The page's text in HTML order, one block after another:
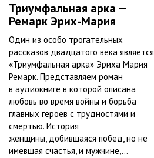
Триумфальная арка —
Ремарк Эрих-Мария
Один из особо трогательных
рассказов двадцатого века является
«Триумфальная арка» Эриха Мария
Ремарк. Представляем роман
в аудиокниге в которой описана
любовь во время войны и борьба
главных героев с трудностями и
смертью. История
женщины, добившаяся побед, но не
имевшая счастья, и мужчине,...